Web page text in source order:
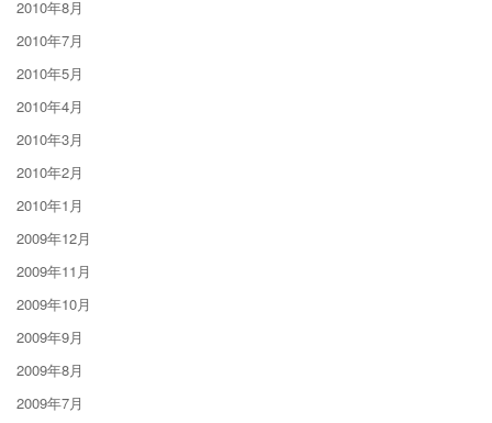
2010年8月
2010年7月
2010年5月
2010年4月
2010年3月
2010年2月
2010年1月
2009年12月
2009年11月
2009年10月
2009年9月
2009年8月
2009年7月